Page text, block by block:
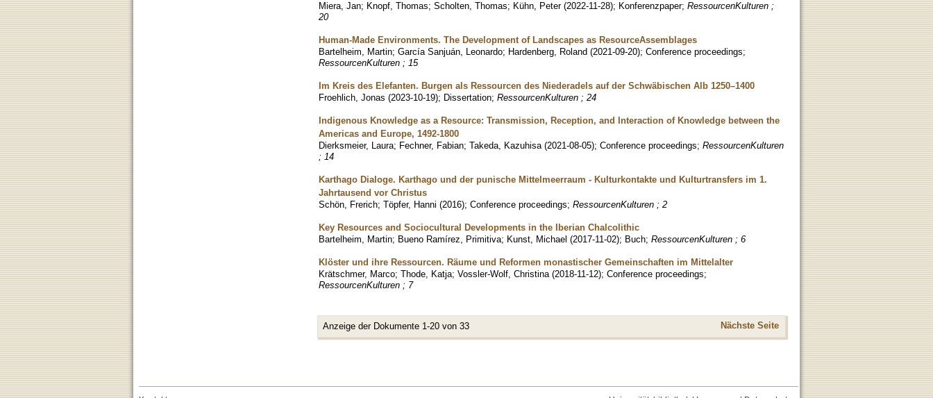
Miera, Jan; Knopf, Thomas; Scholten, Thomas; Kühn, Peter (2022-11-28); Konferenzpaper; RessourcenKulturen ;
20
Human-Made Environments. The Development of Landscapes as ResourceAssemblages
Bartelheim, Martin; García Sanjuán, Leonardo; Hardenberg, Roland (2021-09-20); Conference proceedings;
RessourcenKulturen ; 15
Im Kreis des Elefanten. Burgen als Ressourcen des Niederadels auf der Schwäbischen Alb 1250–1400
Froehlich, Jonas (2023-10-19); Dissertation; RessourcenKulturen ; 24
Indigenous Knowledge as a Resource: Transmission, Reception, and Interaction of Knowledge between the
Americas and Europe, 1492-1800
Dierksmeier, Laura; Fechner, Fabian; Takeda, Kazuhisa (2021-08-05); Conference proceedings; RessourcenKulturen
; 14
Karthago Dialoge. Karthago und der punische Mittelmeerraum - Kulturkontakte und Kulturtransfers im 1.
Jahrtausend vor Christus
Schön, Frerich; Töpfer, Hanni (2016); Conference proceedings; RessourcenKulturen ; 2
Key Resources and Sociocultural Developments in the Iberian Chalcolithic
Bartelheim, Martin; Bueno Ramírez, Primitiva; Kunst, Michael (2017-11-02); Buch; RessourcenKulturen ; 6
Klöster und ihre Ressourcen. Räume und Reformen monastischer Gemeinschaften im Mittelalter
Krätschmer, Marco; Thode, Katja; Vossler-Wolf, Christina (2018-11-12); Conference proceedings;
RessourcenKulturen ; 7
Anzeige der Dokumente 1-20 von 33 Nächste Seite